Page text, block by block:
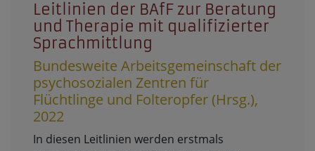
Leitlinien der BAfF zur Beratung
und Therapie mit qualifizierter
Sprachmittlung
Bundesweite Arbeitsgemeinschaft der
psychosozialen Zentren für
Flüchtlinge und Folteropfer (Hrsg.),
2022
In diesen Leitlinien werden erstmals